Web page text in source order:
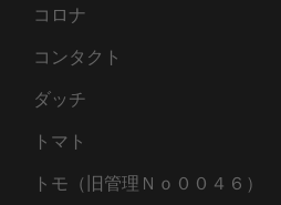
コロナ
コンタクト
ダッチ
トマト
トモ（旧管理Ｎｏ００４６）